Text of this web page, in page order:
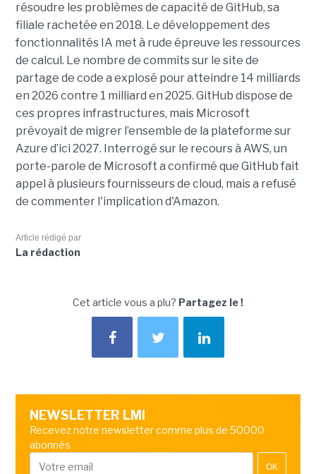
résoudre les problèmes de capacité de GitHub, sa
filiale rachetée en 2018. Le développement des
fonctionnalités IA met à rude épreuve les ressources
de calcul. Le nombre de commits sur le site de
partage de code a explosé pour atteindre 14 milliards
en 2026 contre 1 milliard en 2025. GitHub dispose de
ces propres infrastructures, mais Microsoft
prévoyait de migrer l’ensemble de la plateforme sur
Azure d’ici 2027. Interrogé sur le recours à AWS, un
porte-parole de Microsoft a confirmé que GitHub fait
appel à plusieurs fournisseurs de cloud, mais a refusé
de commenter l'implication d'Amazon.
Article rédigé par
La rédaction
Cet article vous a plu? Partagez le !
NEWSLETTER LMI
Recevez notre newsletter comme plus de 50000
abonnés
OK